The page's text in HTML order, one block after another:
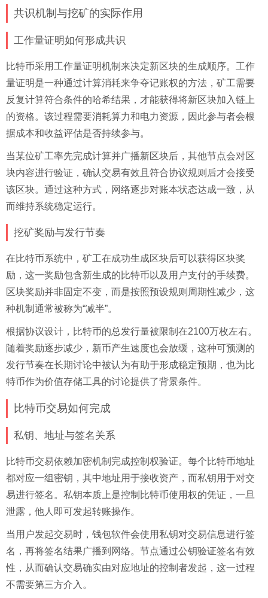
共识机制与挖矿的实际作用
工作量证明如何形成共识
比特币采用工作量证明机制来决定新区块的生成顺序。工作
量证明是一种通过计算消耗来争夺记账权的方法，矿工需要
反复计算符合条件的哈希结果，才能获得将新区块加入链上
的资格。该过程需要消耗算力和电力资源，因此参与者会根
据成本和收益评估是否持续参与。
当某位矿工率先完成计算并广播新区块后，其他节点会对区
块内容进行验证，确认交易有效且符合协议规则后才会接受
该区块。通过这种方式，网络逐步对账本状态达成一致，从
而维持系统稳定运行。
挖矿奖励与发行节奏
在比特币系统中，矿工在成功生成区块后可以获得区块奖
励，这一奖励包含新生成的比特币以及用户支付的手续费。
区块奖励并非固定不变，而是按照预设规则周期性减少，这
种机制通常被称为“减半”。
根据协议设计，比特币的总发行量被限制在2100万枚左右。
随着奖励逐步减少，新币产生速度也会放缓，这种可预测的
发行节奏在长期讨论中被认为有助于形成稳定预期，也为比
特币作为价值存储工具的讨论提供了背景条件。
比特币交易如何完成
私钥、地址与签名关系
比特币交易依赖加密机制完成控制权验证。每个比特币地址
都对应一组密钥，其中地址用于接收资产，而私钥用于对交
易进行签名。私钥本质上是控制比特币使用权的凭证，一旦
泄露，他人即可发起转账操作。
当用户发起交易时，钱包软件会使用私钥对交易信息进行签
名，再将签名结果广播到网络。节点通过公钥验证签名有效
性，从而确认交易确实由对应地址的控制者发起，这一过程
不需要第三方介入。